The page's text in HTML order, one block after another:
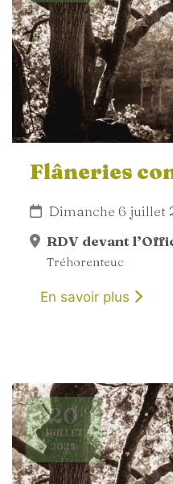
Flâneries
Dimanche 6 juillet
RDV devant
Tréhorenteuc
En savoir plus
20
JUILLET
2025